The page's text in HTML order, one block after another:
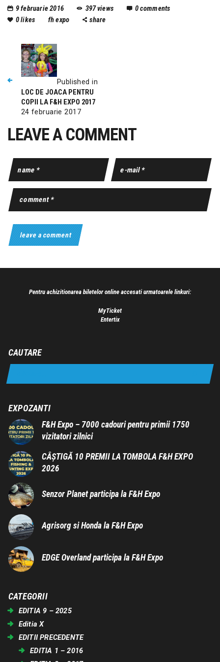
9 februarie 2016 397views 0comments
0likes fh expo share
Published in
LOC DE JOACA PENTRU
COPII LA F&H EXPO 2017
24 februarie 2017
LEAVE A COMMENT
Pentru achizitionarea biletelor online accesati urmatoarele linkuri:
MyTicket
Entertix
CAUTARE
EXPOZANTI
F&H Expo – 7000 cadouri pentru primii 1750
vizitatori zilnici
CÂȘTIGĂ 10 PREMII LA TOMBOLA F&H EXPO
2026
Senzor Planet participa la F&H Expo
Agrisorg si Honda la F&H Expo
EDGE Overland participa la F&H Expo
CATEGORII
EDITIA 9 – 2025
Editia X
EDITII PRECEDENTE
EDITIA 1 – 2016